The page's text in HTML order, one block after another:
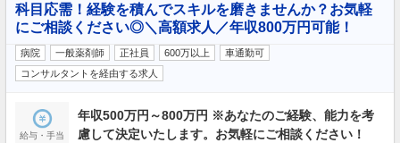
科目応需！経験を積んでスキルを磨きませんか？お気軽
にご相談ください◎＼高額求人／年収800万円可能！
病院 一般薬剤師 正社員 600万以上
車通勤可
コンサルタントを経由する求人
給与・手当
年収500万円～800万円 ※あなたのご経験、能力を考
慮して決定いたします。お気軽にご相談ください！